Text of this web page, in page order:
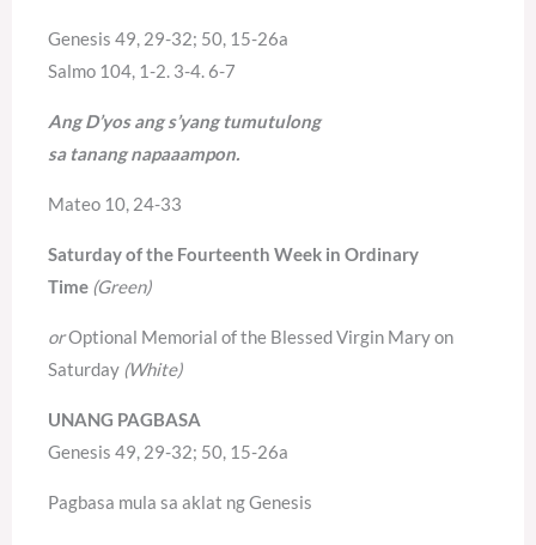
Genesis 49, 29-32; 50, 15-26a
Salmo 104, 1-2. 3-4. 6-7
Ang D’yos ang s’yang tumutulong
sa tanang napaaampon.
Mateo 10, 24-33
Saturday of the Fourteenth Week in Ordinary
Time (Green)
orOptional Memorial of the Blessed Virgin Mary on
Saturday (White)
UNANG PAGBASA
Genesis 49, 29-32; 50, 15-26a
Pagbasa mula sa aklat ng Genesis